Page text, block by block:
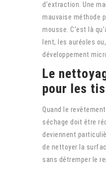
d’extraction. Une
mauvaise méthode
mousse. C’est là
lent, les auréoles
développement
Le
pour les
Quand le
séchage doit être
deviennent
de nettoyer la
sans détremper le